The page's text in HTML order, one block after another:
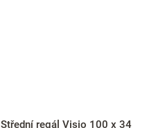
Střední regál Visio 100 x 34